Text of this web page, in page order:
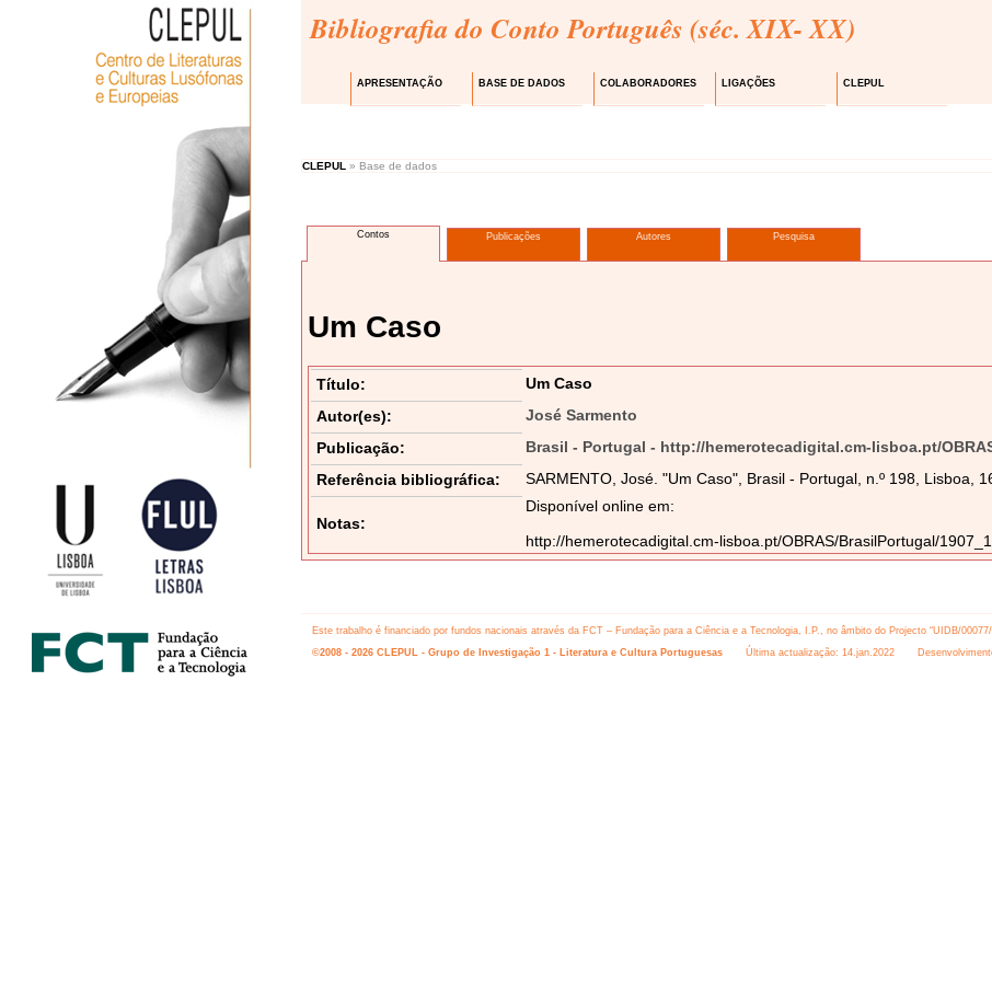
Bibliografia do Conto Português (séc. XIX- XX)
APRESENTAÇÃO BASE DE DADOS COLABORADORES LIGAÇÕES CLEPUL
CLEPUL » Base de dados
Contos Publicações Autores Pesquisa
Um Caso
Título:
Um Caso
Autor(es):
José Sarmento
Publicação:
Brasil - Portugal - http://hemerotecadigital.cm-lisboa.pt/
Referência bibliográfica:
SARMENTO, José. "Um Caso", Brasil - Portugal, n.º 198, Lisboa,
Notas:
Disponível online em:
http://hemerotecadigital.cm-lisboa.pt/OBRAS/BrasilPortugal/
Este trabalho é financiado por fundos nacionais através da FCT – Fundação para a Ciência e a Tecnologia, I.P., no âmbito do Projecto “UIDB/00077/
©2008 - 2026 CLEPUL - Grupo de Investigação 1 - Literatura e Cultura Portuguesas
Última actualização: 14.jan.2022